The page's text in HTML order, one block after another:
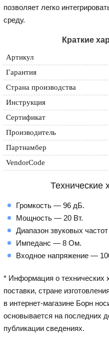
позволяет легко
среду.
Краткие
Артикул
Гарантия
Страна производства
Инструкция
Сертификат
Производитель
Партнамбер
VendorCode
Технические
Громкость — 96 дБ.
Мощность — 20 Вт.
Диапазон звуковых
Импеданс — 8 Ом.
Входное напряжение —
* Информация о технических
поставки, стране
в интернет-магазине Борн
основывается на последних
публикации сведениях.